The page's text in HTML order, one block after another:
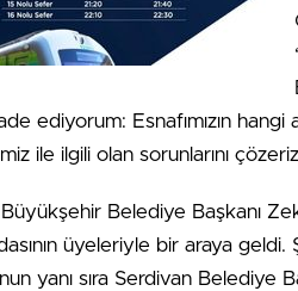
ediyorum: Esnafımızın
ile ilgili olan sorunlarını
Belediye Başkanı
üyeleriyle bir araya
yanı sıra Serdivan Belediye